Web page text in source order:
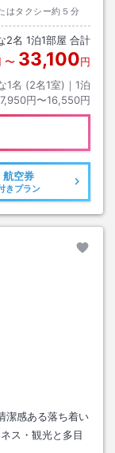
はタクシー約５分
2名 1泊1部屋 合計
〜 33,100円
1名 (2名1室)｜ 1泊
7,950円〜16,550円
航空券
きプラン
潔感ある落ち着い
ス・観光と多目